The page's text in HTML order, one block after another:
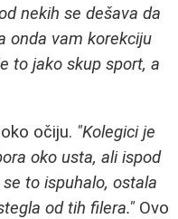
nekih se dešava da
onda vam korekciju
to jako skup sport, a
očiju. "Kolegici je
oko usta, ali ispod
to ispuhalo, ostala
od tih filera." Ovo